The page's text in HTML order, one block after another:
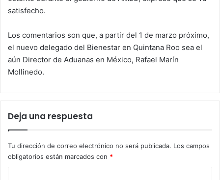
satisfecho.
Los comentarios son que, a partir del 1 de marzo próximo,
el nuevo delegado del Bienestar en Quintana Roo sea el
aún Director de Aduanas en México, Rafael Marín
Mollinedo.
Deja una respuesta
Tu dirección de correo electrónico no será publicada. Los campos
obligatorios están marcados con *